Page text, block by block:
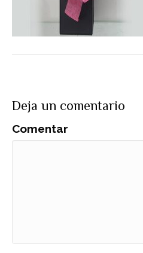
Deja un comentario
Comentar